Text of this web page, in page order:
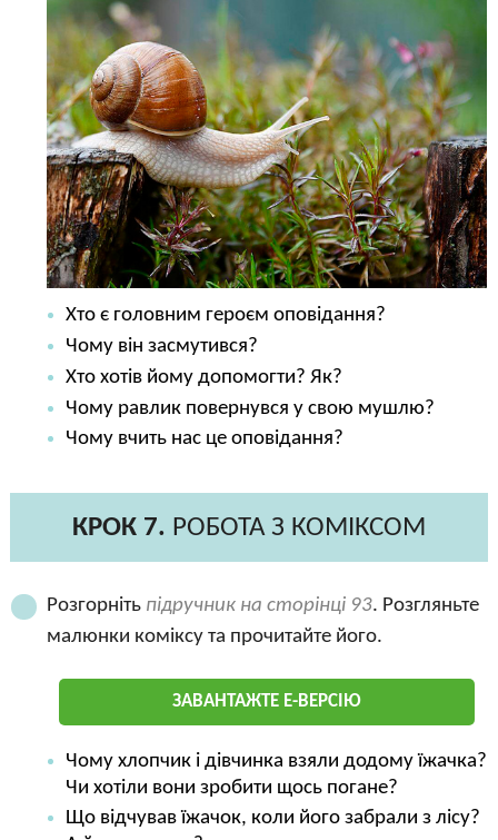
Хто є головним героєм оповідання?
Чому він засмутився?
Хто хотів йому допомогти? Як?
Чому равлик повернувся у свою мушлю?
Чому вчить нас це оповідання?
КРОК 7. РОБОТА З КОМІКСОМ
Розгорніть підручник на сторінці 93. Розгляньте
малюнки коміксу та прочитайте його.
ЗАВАНТАЖТЕ Е-ВЕРСІЮ
Чому хлопчик і дівчинка взяли додому їжачка?
Чи хотіли вони зробити щось погане?
Що відчував їжачок, коли його забрали з лісу?